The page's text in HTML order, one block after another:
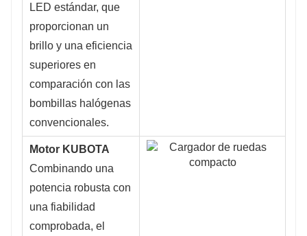
LED estándar, que
proporcionan un
brillo y una eficiencia
superiores en
comparación con las
bombillas halógenas
convencionales.
Motor KUBOTA
Combinando una
potencia robusta con
una fiabilidad
comprobada, el